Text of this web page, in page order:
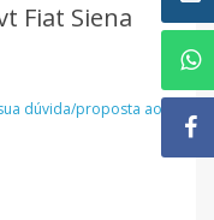
Fiat Siena
dúvida/proposta ao